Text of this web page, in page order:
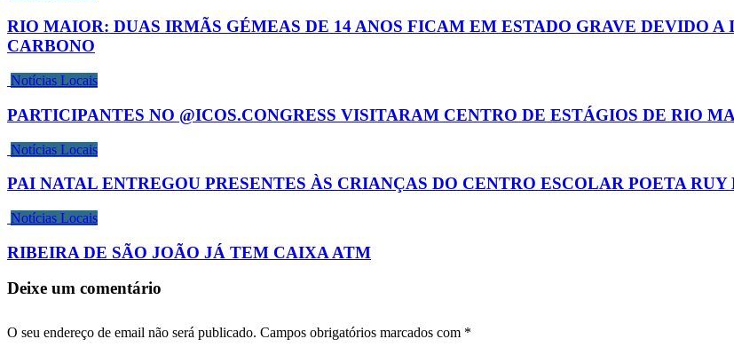
RIO MAIOR: DUAS IRMÃS GÉMEAS DE 14 ANOS FICAM EM ESTADO GRAVE DEVIDO
CARBONO
Notícias Locais
PARTICIPANTES NO @ICOS.CONGRESS VISITARAM CENTRO DE ESTÁGIOS DE RIO
Notícias Locais
PAI NATAL ENTREGOU PRESENTES ÀS CRIANÇAS DO CENTRO ESCOLAR POETA RUY
Notícias Locais
RIBEIRA DE SÃO JOÃO JÁ TEM CAIXA ATM
Deixe um comentário
O seu endereço de email não será publicado. Campos obrigatórios marcados com *